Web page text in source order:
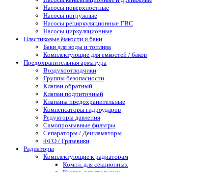
Насосы поверхностные
Насосы погружные
Насосы рециркуляционные ГВС
Насосы циркуляционные
Пластиковые ёмкости и баки
Баки для воды и топлива
Комплектующие для емкостей / баков
Предохранительная арматура
Воздухоотводчики
Группы безопасности
Клапан обратный
Клапан подпиточный
Клапаны предохранительные
Компенсаторы гидроударов
Редукторы давления
Самопромывные фильтры
Сепараторы / Дешламаторы
ФГО / Грязевики
Радиаторы
Комплектующие к радиаторам
Компл. для секционных